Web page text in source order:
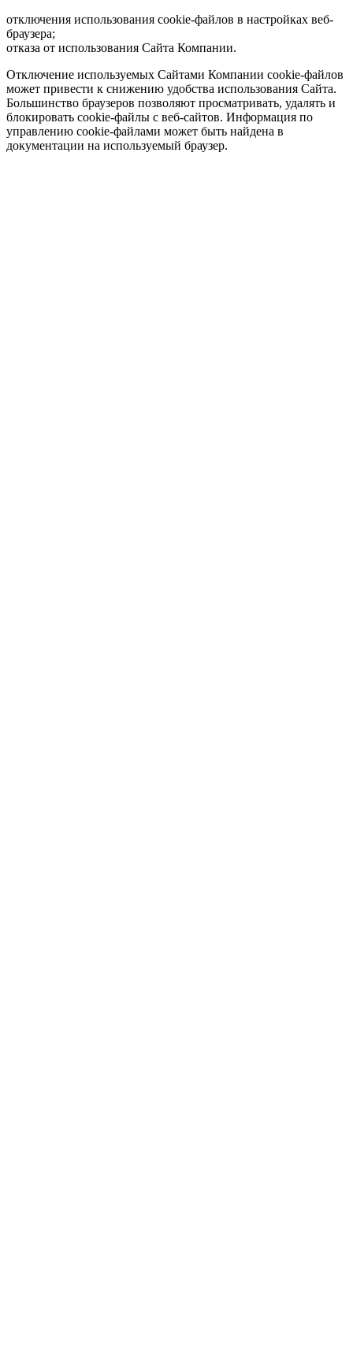
отключения использования cookie-файлов в настройках веб-
браузера;
отказа от использования Сайта Компании.
Отключение используемых Сайтами Компании cookie-файлов
может привести к снижению удобства использования Сайта.
Большинство браузеров позволяют просматривать, удалять и
блокировать cookie-файлы c веб-сайтов. Информация по
управлению cookie-файлами может быть найдена в
документации на используемый браузер.